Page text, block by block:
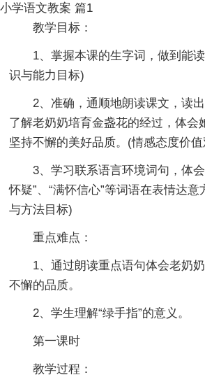
小学语文教案 篇1
教学目标：
1、掌握本课的生字词，做到能
识与能力目标)
2、准确，通顺地朗读课文，读
了解老奶奶培育金盏花的经过，体会
坚持不懈的美好品质。(情感态度价
3、学习联系语言环境词句，体会
怀疑”、“满怀信心”等词语在表情达
与方法目标)
重点难点：
1、通过朗读重点语句体会老奶
不懈的品质。
2、学生理解“绿手指”的意义。
第一课时
教学过程：